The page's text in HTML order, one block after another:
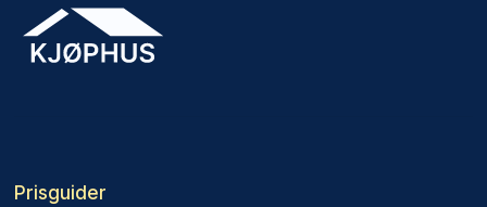
Prisguider